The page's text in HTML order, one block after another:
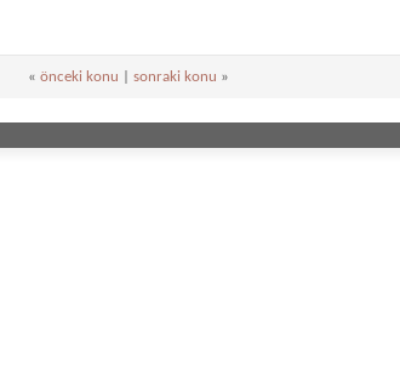
« önceki konu sonraki konu »